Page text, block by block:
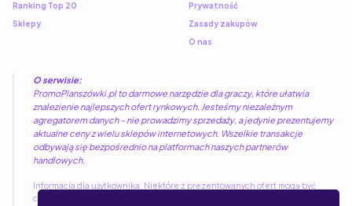
Ranking Top 20
Sklepy
Prywatność
Zasady zakupów
O nas
O serwisie:
PromoPlanszówki.pl to darmowe narzędzie dla graczy, które ułatwia
znalezienie najlepszych ofert rynkowych. Jesteśmy niezależnym
agregatorem danych – nie prowadzimy sprzedaży, a jedynie prezentujemy
aktualne ceny z wielu sklepów internetowych. Wszelkie transakcje
odbywają się bezpośrednio na platformach naszych partnerów
handlowych.
Informacja dla użytkownika: Niektóre z prezentowanych ofert mogą być
częścią programów partnerskich. Kliknięcie w link nie wiąże się z żadnymi